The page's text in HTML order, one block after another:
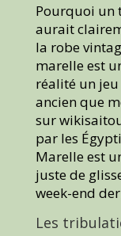
Pourquoi un
aurait
la robe
marelle est
réalité un
ancien que
sur
par les
Marelle est
juste de
week-end
Les